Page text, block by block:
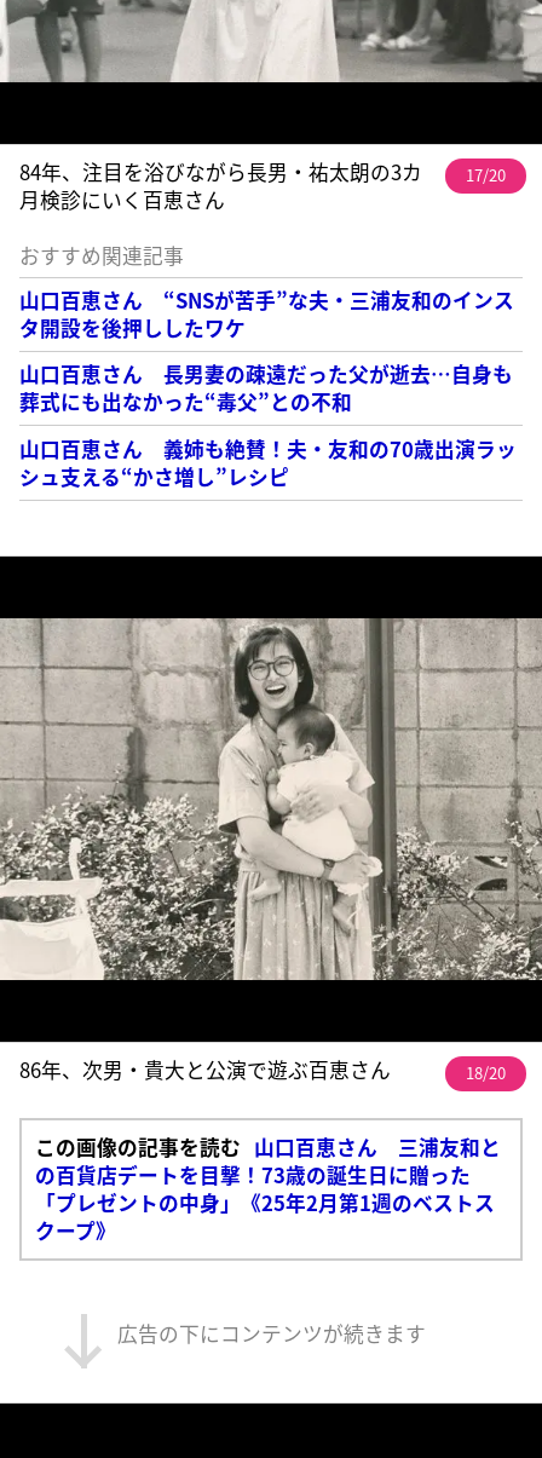
84年、注目を浴びながら長男・祐太朗の3カ
月検診にいく百恵さん
17/20
おすすめ関連記事
山口百恵さん “SNSが苦手”な夫・三浦友和のインス
タ開設を後押ししたワケ
山口百恵さん 長男妻の疎遠だった父が逝去…自身も
葬式にも出なかった“毒父”との不和
山口百恵さん 義姉も絶賛！夫・友和の70歳出演ラッ
シュ支える“かさ増し”レシピ
86年、次男・貴大と公演で遊ぶ百恵さん 18/20
この画像の記事を読む 山口百恵さん 三浦友和と
の百貨店デートを目撃！73歳の誕生日に贈った
「プレゼントの中身」《25年2月第1週のベストス
クープ》
広告の下にコンテンツが続きます